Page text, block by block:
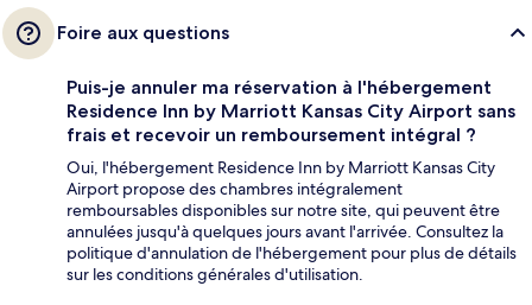
Foire aux questions
Puis-je annuler ma réservation à l'hébergement
Residence Inn by Marriott Kansas City Airport sans
frais et recevoir un remboursement intégral ?
Oui, l'hébergement Residence Inn by Marriott Kansas City
Airport propose des chambres intégralement
remboursables disponibles sur notre site, qui peuvent être
annulées jusqu'à quelques jours avant l'arrivée. Consultez la
politique d'annulation de l'hébergement pour plus de détails
sur les conditions générales d'utilisation.